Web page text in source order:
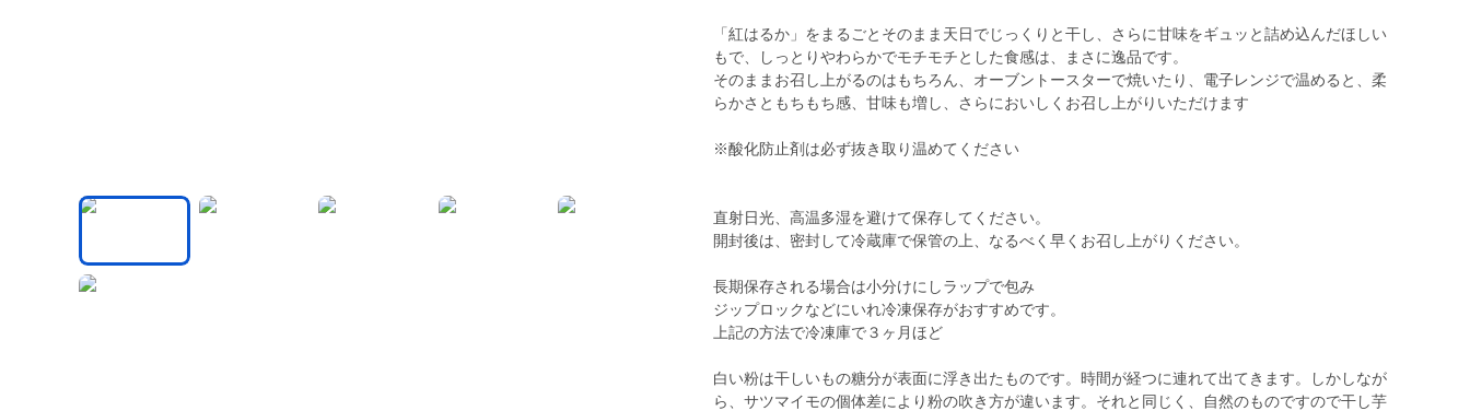
「紅はるか」をまるごとそのまま天日でじっくりと干し、さらに甘味をギュッと詰め込んだほしい
もで、しっとりやわらかでモチモチとした食感は、まさに逸品です。
そのままお召し上がるのはもちろん、オーブントースターで焼いたり、電子レンジで温めると、柔
らかさともちもち感、甘味も増し、さらにおいしくお召し上がりいただけます
※酸化防止剤は必ず抜き取り温めてください
直射日光、高温多湿を避けて保存してください。
開封後は、密封して冷蔵庫で保管の上、なるべく早くお召し上がりください。
長期保存される場合は小分けにしラップで包み
ジップロックなどにいれ冷凍保存がおすすめです。
上記の方法で冷凍庫で３ヶ月ほど
白い粉は干しいもの糖分が表面に浮き出たものです。時間が経つに連れて出てきます。しかしなが
ら、サツマイモの個体差により粉の吹き方が違います。それと同じく、自然のものですので干し芋